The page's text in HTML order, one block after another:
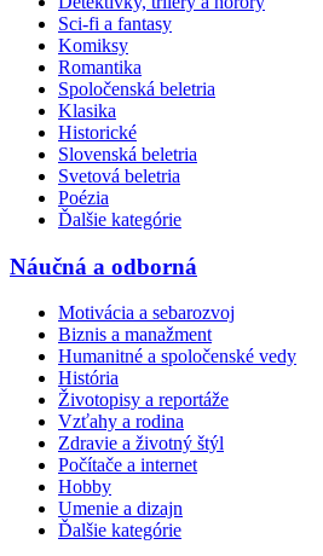
Sci-fi a fantasy
Komiksy
Romantika
Spoločenská beletria
Klasika
Historické
Slovenská beletria
Svetová beletria
Poézia
Ďalšie kategórie
Náučná a odborná
Motivácia a sebarozvoj
Biznis a manažment
Humanitné a spoločenské vedy
História
Životopisy a reportáže
Vzťahy a rodina
Zdravie a životný štýl
Počítače a internet
Hobby
Umenie a dizajn
Ďalšie kategórie